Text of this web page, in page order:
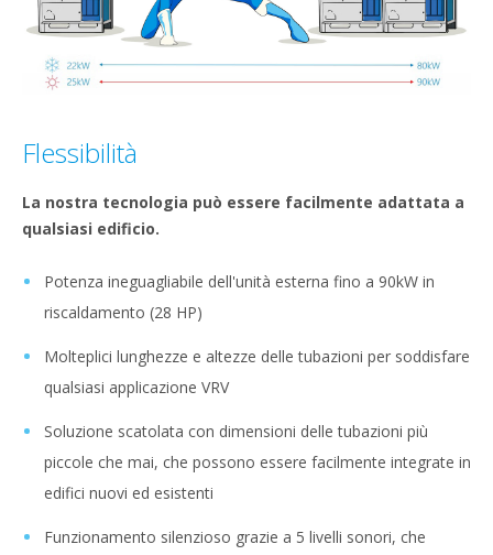
Flessibilità
La nostra tecnologia può essere facilmente adattata a
qualsiasi edificio.
Potenza ineguagliabile dell'unità esterna fino a 90kW in
riscaldamento (28 HP)
Molteplici lunghezze e altezze delle tubazioni per soddisfare
qualsiasi applicazione VRV
Soluzione scatolata con dimensioni delle tubazioni più
piccole che mai, che possono essere facilmente integrate in
edifici nuovi ed esistenti
Funzionamento silenzioso grazie a 5 livelli sonori, che